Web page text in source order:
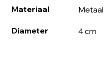
Materiaal Metaal
Diameter 4 cm